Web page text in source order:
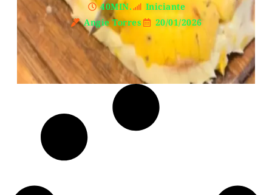
40MIN.
Iniciante
Angie Torres
20/01/2026